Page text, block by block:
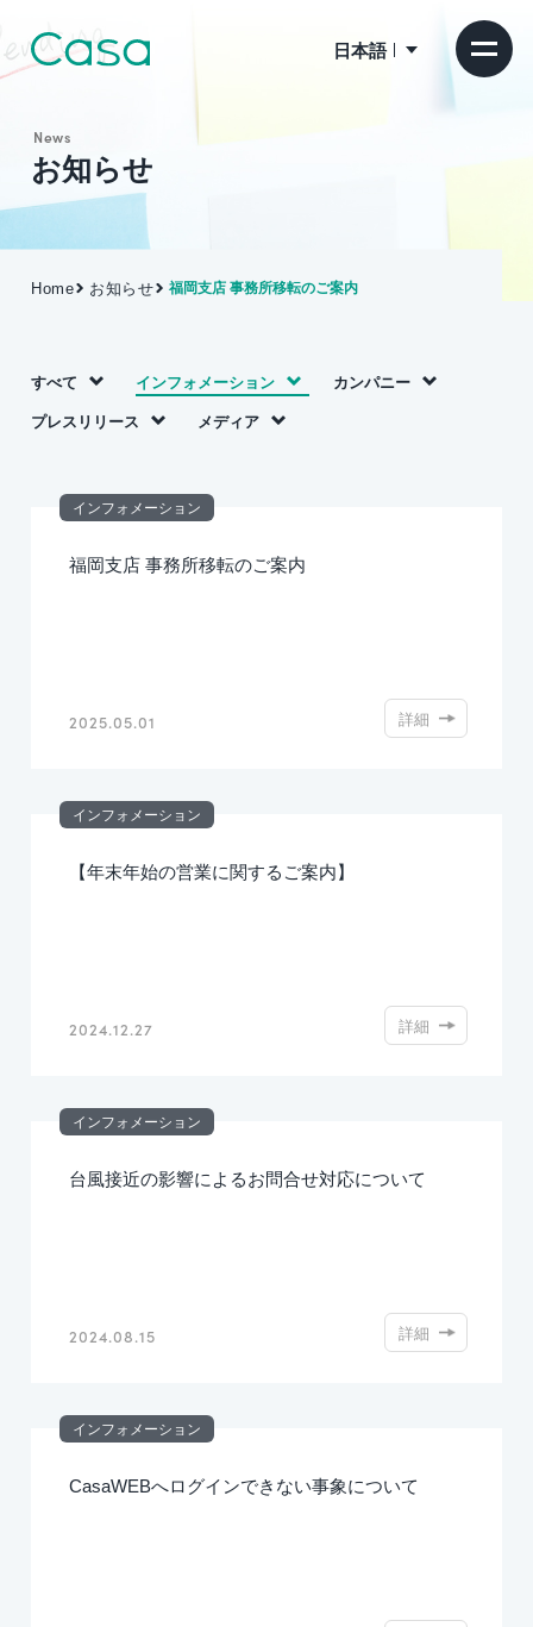
日本語
News
お知らせ
Home お知らせ 福岡支店 事務所移転のご案内
すべて インフォメーション
カンパニー
プレスリリース
メディア
インフォメーション
福岡支店 事務所移転のご案内
2025.05.01 詳細
インフォメーション
【年末年始の営業に関するご案内】
2024.12.27 詳細
インフォメーション
台風接近の影響によるお問合せ対応について
2024.08.15 詳細
インフォメーション
CasaWEBへログインできない事象について